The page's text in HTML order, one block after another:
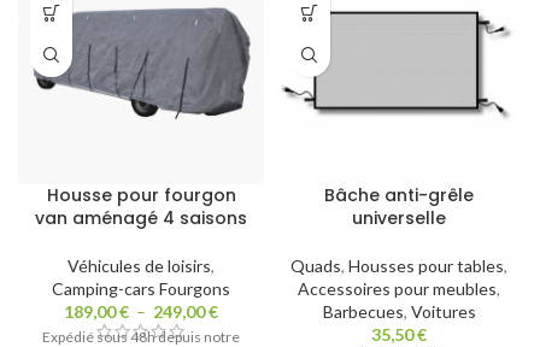
Housse pour fourgon
van aménagé 4 saisons
Véhicules de loisirs,
Camping-cars Fourgons
189,00€ – 249,00€
Expédié sous 48h depuis notre
Bâche anti-grêle
universelle
Quads, Housses pour tables,
Accessoires pour meubles,
Barbecues, Voitures
35,50€